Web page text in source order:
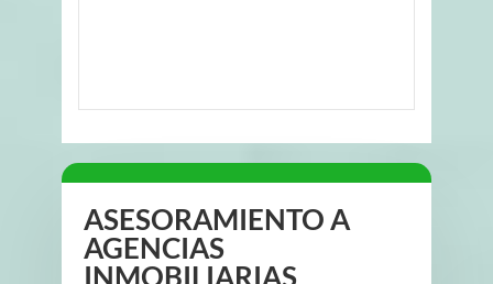
ASESORAMIENTO A
AGENCIAS
INMOBILIARIAS